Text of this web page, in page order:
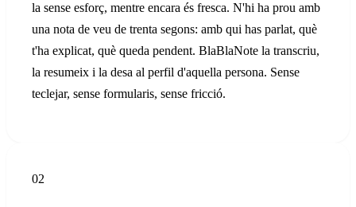
la sense esforç, mentre encara és fresca. N'hi ha prou amb
una nota de veu de trenta segons: amb qui has parlat, què
t'ha explicat, què queda pendent. BlaBlaNote la transcriu,
la resumeix i la desa al perfil d'aquella persona. Sense
teclejar, sense formularis, sense fricció.
02